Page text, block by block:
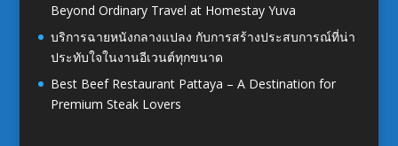
Beyond Ordinary Travel at Homestay Yuva
บริการฉายหนังกลางแปลง กับการสร้างประสบการณ์ที่น่า
ประทับใจในงานอีเวนต์ทุกขนาด
Best Beef Restaurant Pattaya – A Destination for
Premium Steak Lovers